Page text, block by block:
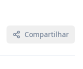
Compartilhar